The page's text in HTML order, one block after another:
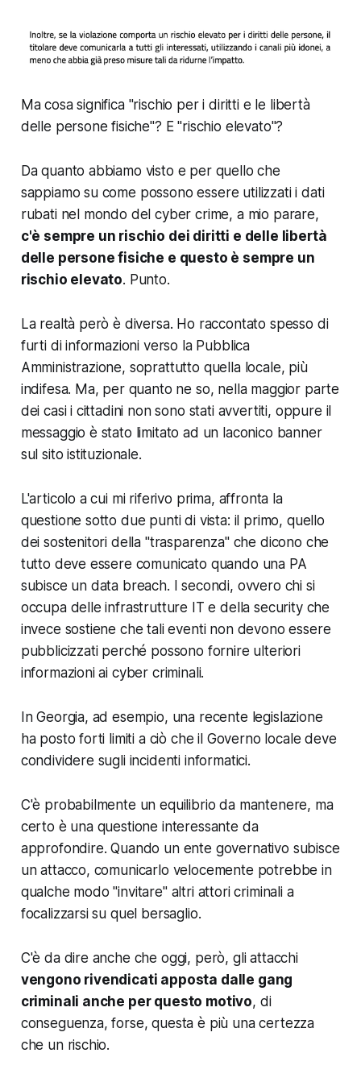
Ma cosa significa "rischio per i diritti e le libertà
delle persone fisiche"? E "rischio elevato"?
Da quanto abbiamo visto e per quello che
sappiamo su come possono essere utilizzati i dati
rubati nel mondo del cyber crime, a mio parare,
c'è sempre un rischio dei diritti e delle libertà
delle persone fisiche e questo è sempre un
rischio elevato. Punto.
La realtà però è diversa. Ho raccontato spesso di
furti di informazioni verso la Pubblica
Amministrazione, soprattutto quella locale, più
indifesa. Ma, per quanto ne so, nella maggior parte
dei casi i cittadini non sono stati avvertiti, oppure il
messaggio è stato limitato ad un laconico banner
sul sito istituzionale.
L'articolo a cui mi riferivo prima, affronta la
questione sotto due punti di vista: il primo, quello
dei sostenitori della "trasparenza" che dicono che
tutto deve essere comunicato quando una PA
subisce un data breach. I secondi, ovvero chi si
occupa delle infrastrutture IT e della security che
invece sostiene che tali eventi non devono essere
pubblicizzati perché possono fornire ulteriori
informazioni ai cyber criminali.
In Georgia, ad esempio, una recente legislazione
ha posto forti limiti a ciò che il Governo locale deve
condividere sugli incidenti informatici.
C'è probabilmente un equilibrio da mantenere, ma
certo è una questione interessante da
approfondire. Quando un ente governativo subisce
un attacco, comunicarlo velocemente potrebbe in
qualche modo "invitare" altri attori criminali a
focalizzarsi su quel bersaglio.
C'è da dire anche che oggi, però, gli attacchi
vengono rivendicati apposta dalle gang
criminali anche per questo motivo, di
conseguenza, forse, questa è più una certezza
che un rischio.